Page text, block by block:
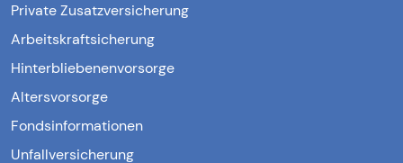
Private Zusatzversicherung
Arbeitskraftsicherung
Hinterbliebenenvorsorge
Altersvorsorge
Fondsinformationen
Unfallversicherung